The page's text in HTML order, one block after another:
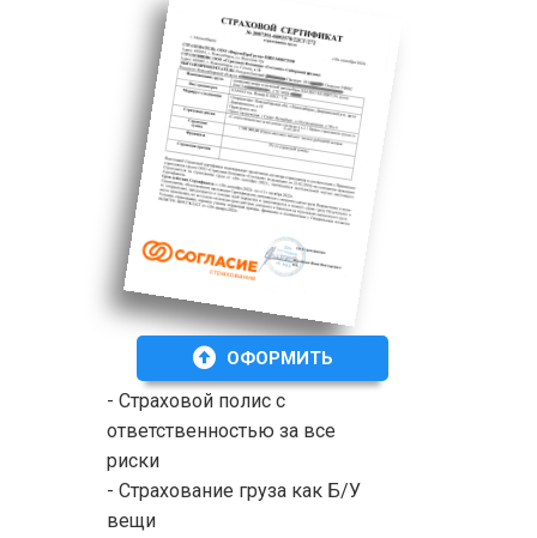
- Страховой полис с
ответственностью за все
риски
- Страхование груза как Б/У
вещи
ОФОРМИТЬ